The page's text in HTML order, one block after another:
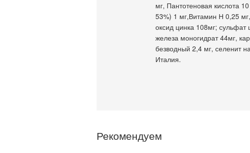
мг, Пантотеновая кислота
53%) 1 мг,Витамин Н 0,25
оксид цинка 108мг;
железа моногидрат 44мг,
безводный 2,4 мг, селенит
Италия.
Рекомендуем